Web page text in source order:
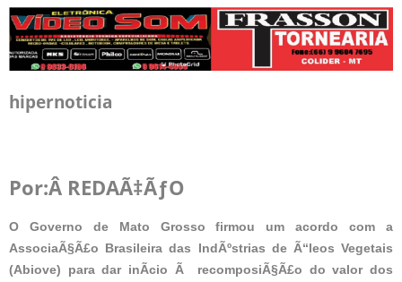
hipernoticia
Por:Â REDAÃ‡ÃƒO
O Governo de Mato Grosso firmou um acordo com a
AssociaÃ§Ã£o Brasileira das IndÃºstrias de Ã“leos Vegetais
(Abiove) para dar inÃ­cio Ã recomposiÃ§Ã£o do valor dos